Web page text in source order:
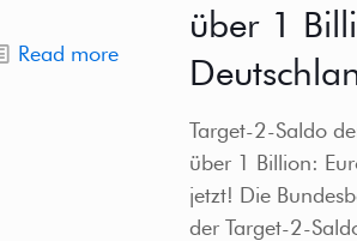
Read more
über 1
Target-2-Saldo
über 1 Billion:
jetzt! Die
der Target-2-